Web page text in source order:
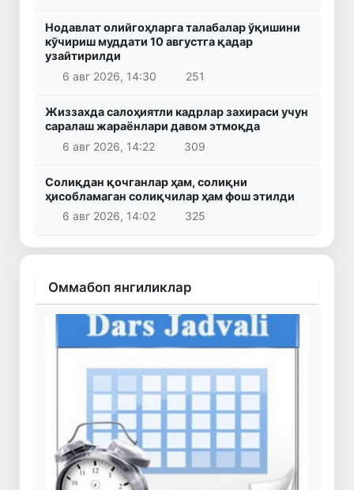
Нодавлат олийгоҳларга талабалар ўқишини
кўчириш муддати 10 августга қадар
узайтирилди
6 авг 2026, 14:30
251
Жиззахда салоҳиятли кадрлар захираси учун
саралаш жараёнлари давом этмоқда
6 авг 2026, 14:22
309
Солиқдан қочганлар ҳам, солиқни
ҳисобламаган солиқчилар ҳам фош этилди
6 авг 2026, 14:02
325
Оммабоп янгиликлар